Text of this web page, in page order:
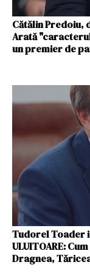
Cătălin Predoiu,
Arată
un premier de
Tudorel Toader
ULUITOARE:
Dragnea,